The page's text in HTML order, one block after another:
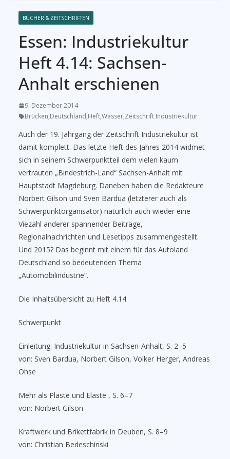
BÜCHER & ZEITSCHRIFTEN
Essen: Industriekultur
Heft 4.14: Sachsen-
Anhalt erschienen
9. Dezember 2014
Brücken,Deutschland,Heft,Wasser,Zeitschrift Industriekultur
Auch der 19. Jahrgang der Zeitschrift Industriekultur ist
damit komplett. Das letzte Heft des Jahres 2014 widmet
sich in seinem Schwerpunktteil dem vielen kaum
vertrauten „Bindestrich-Land“ Sachsen-Anhalt mit
Hauptstadt Magdeburg. Daneben haben die Redakteure
Norbert Gilson und Sven Bardua (letzterer auch als
Schwerpunktorganisator) natürlich auch wieder eine
Viezahl anderer spannender Beiträge,
Regionalnachrichten und Lesetipps zusammengestellt.
Und 2015? Das beginnt mit einem für das Autoland
Deutschland so bedeutenden Thema
„Automobilindustrie“.
Die Inhaltsübersicht zu Heft 4.14
Schwerpunkt
Einleitung: Industriekultur in Sachsen-Anhalt, S. 2–5
von: Sven Bardua, Norbert Gilson, Volker Herger, Andreas
Ohse
Mehr als Plaste und Elaste , S. 6–7
von: Norbert Gilson
Kraftwerk und Brikettfabrik in Deuben, S. 8–9
von: Christian Bedeschinski